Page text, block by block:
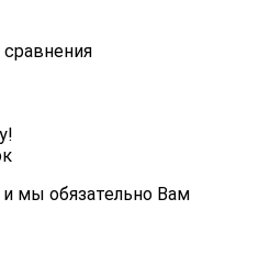
мы обязательно Вам